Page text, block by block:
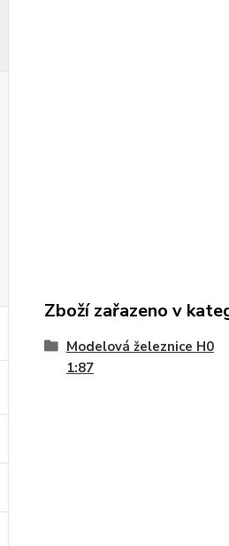
Zboží zařazeno v
Modelová železnice H0
1:87